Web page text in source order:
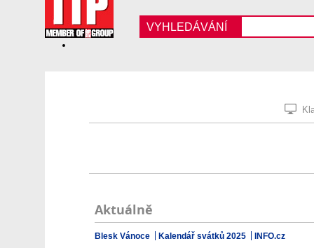
VYHLEDÁVÁNÍ
Aktuálně
Blesk Vánoce Kalendář svátků 2025 INFO.cz